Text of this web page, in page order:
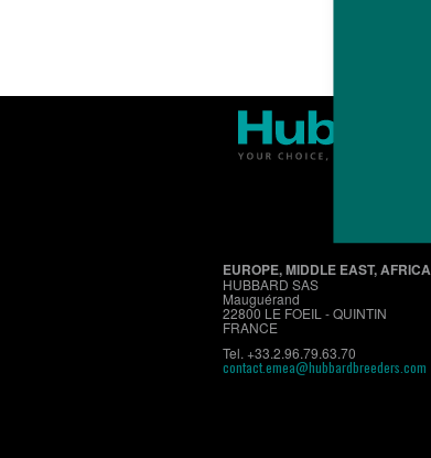
EUROPE, MIDDLE EAST, AFRICA
HUBBARD SAS
Mauguérand
22800 LE FOEIL - QUINTIN
FRANCE
Tel. +33.2.96.79.63.70
contact.emea@hubbardbreeders.com